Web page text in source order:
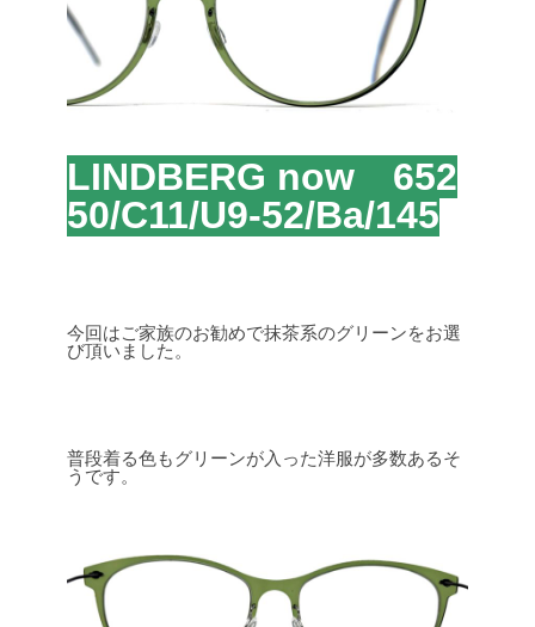
LINDBERG now 652
50/C11/U9-52/Ba/145
今回はご家族のお勧めで抹茶系のグリーンをお選
び頂いました。
普段着る色もグリーンが入った洋服が多数あるそ
うです。